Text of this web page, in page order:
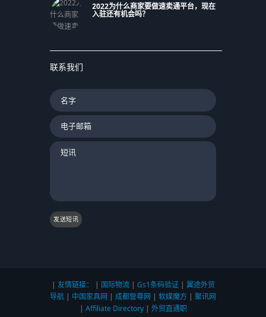
2022为什么商家要做速卖通平台，现在
入驻还有机会吗？
联系我们
发送短讯
友情链接： 国际物流| Gs1条码验证| 翼途外贸
导航
中国家具网 成都誉尊网 软媒魔方
聚讯网
Affiliate Directory| 外贸直通职